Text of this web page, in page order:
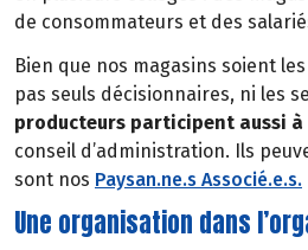
de consommateurs et des
Bien que nos magasins soient
pas seuls décisionnaires, ni les
producteurs participent aussi à
conseil d’administration. Ils
sont nos Paysan.ne.s Associé.e.s.
Une organisation dans